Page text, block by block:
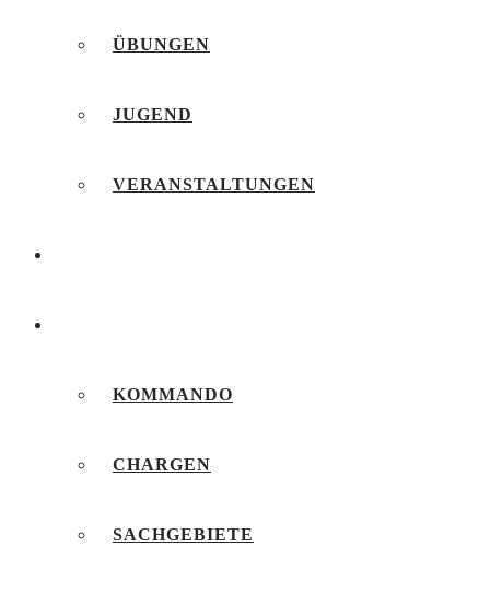
ÜBUNGEN
JUGEND
VERANSTALTUNGEN
KOMMANDO
CHARGEN
SACHGEBIETE